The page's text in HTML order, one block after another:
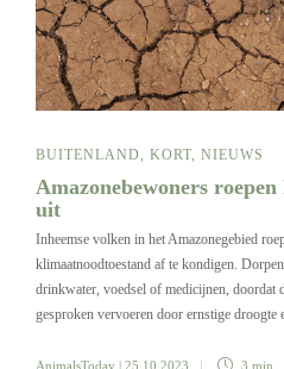
BUITENLAND KORT NIEUWS
Amazonebewoners
uit
Inheemse volken in het Amazonegebied
klimaatnoodtoestand af te kondigen.
drinkwater, voedsel of medicijnen, doordat
gesproken vervoeren door ernstige
AnimalsToday | 25 10 2023 3 min